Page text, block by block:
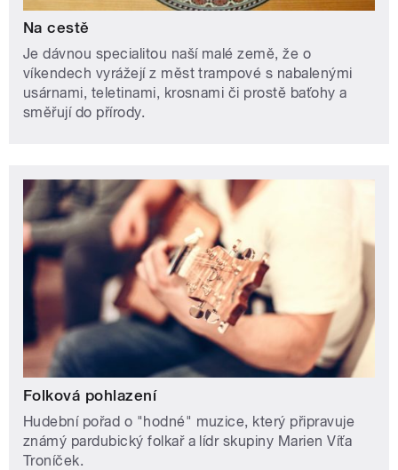
Na cestě
Je dávnou specialitou naší malé země, že o
víkendech vyrážejí z měst trampové s nabalenými
usárnami, teletinami, krosnami či prostě baťohy a
směřují do přírody.
Folková pohlazení
Hudební pořad o "hodné" muzice, který připravuje
známý pardubický folkař a lídr skupiny Marien Víťa
Troníček.